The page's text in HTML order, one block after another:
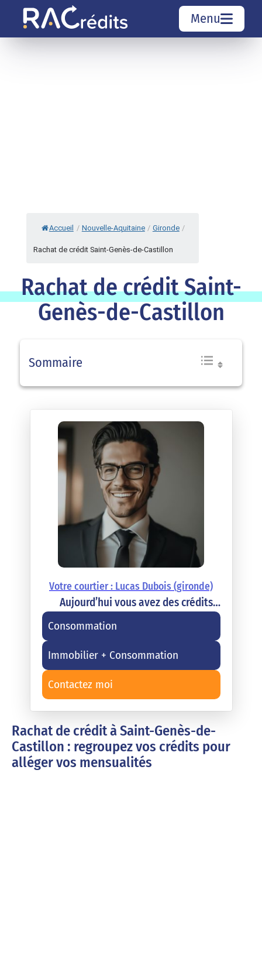
Menu
Accueil / Nouvelle-Aquitaine / Gironde /
Rachat de crédit Saint-Genès-de-Castillon
Rachat de crédit Saint-
Genès-de-Castillon
Sommaire
Votre courtier : Lucas Dubois (gironde)
Aujourd’hui vous avez des crédits…
Consommation
Immobilier + Consommation
Contactez moi
Rachat de crédit à Saint-Genès-de-
Castillon : regroupez vos crédits pour
alléger vos mensualités